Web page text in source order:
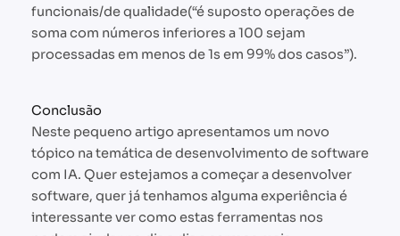
funcionais/de qualidade(“é suposto operações de
soma com números inferiores a 100 sejam
processadas em menos de 1s em 99% dos casos”).
Conclusão
Neste pequeno artigo apresentamos um novo
tópico na temática de desenvolvimento de software
com IA. Quer estejamos a começar a desenvolver
software, quer já tenhamos alguma experiência é
interessante ver como estas ferramentas nos